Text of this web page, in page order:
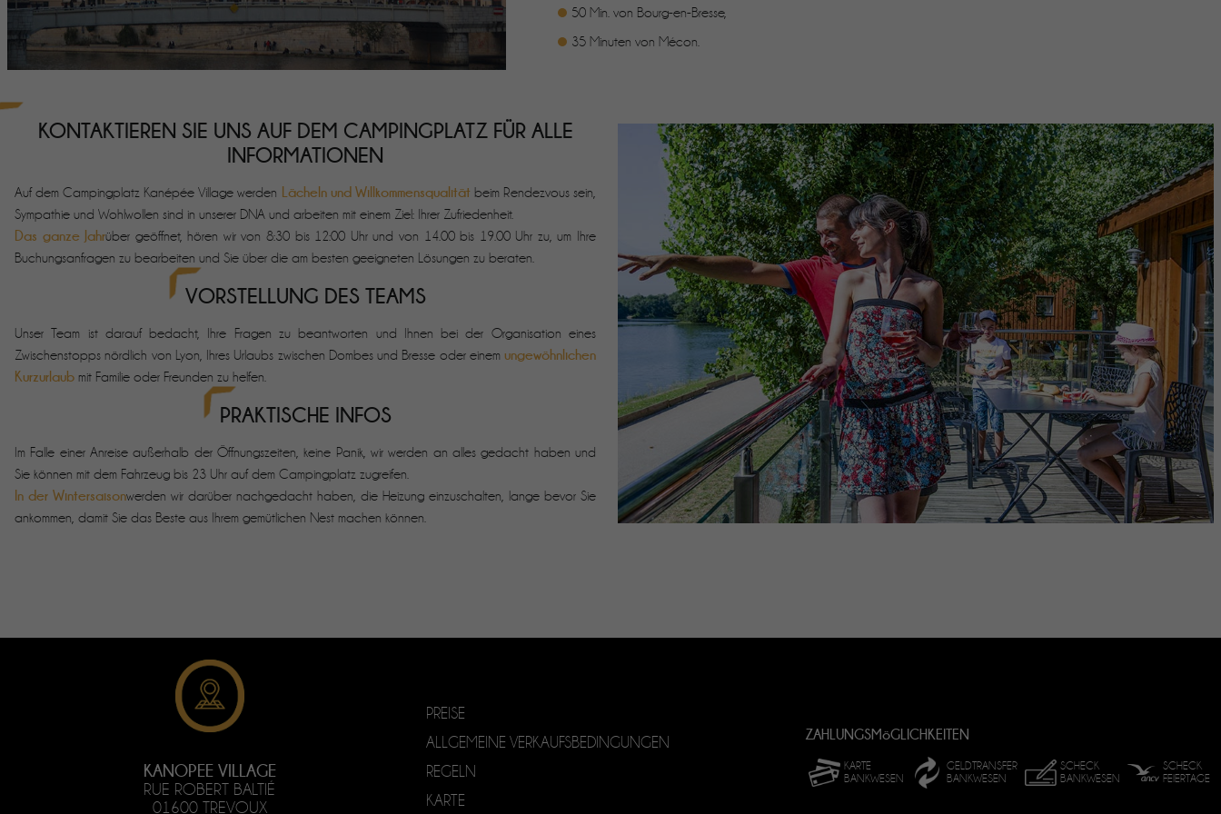
50 Min. von Bourg-en-Bresse,
35 Minuten von Mécon.
KONTAKTIEREN SIE UNS AUF DEM CAMPINGPLATZ FÜR ALLE
INFORMATIONEN
Auf dem Campingplatz Kanépée Village werden Lächeln und Willkommensqualitätbeim Rendezvous sein,
Sympathie und Wohlwollen sind in unserer DNA und arbeiten mit einem Ziel: Ihrer Zufriedenheit.
Das ganze Jahrüber geöffnet, hören wir von 8:30 bis 12:00 Uhr und von 14.00 bis 19.00 Uhr zu, um Ihre
Buchungsanfragen zu bearbeiten und Sie über die am besten geeigneten Lösungen zu beraten.
VORSTELLUNG DES TEAMS
Unser Team ist darauf bedacht, Ihre Fragen zu beantworten und Ihnen bei der Organisation eines
Zwischenstopps nördlich von Lyon, Ihres Urlaubs zwischen Dombes und Bresse oder einem ungewöhnlichen
Kurzurlaub mit Familie oder Freunden zu helfen.
PRAKTISCHE INFOS
Im Falle einer Anreise außerhalb der Öffnungszeiten, keine Panik, wir werden an alles gedacht haben und
Sie können mit dem Fahrzeug bis 23 Uhr auf dem Campingplatz zugreifen.
In der Wintersaisonwerden wir darüber nachgedacht haben, die Heizung einzuschalten, lange bevor Sie
ankommen, damit Sie das Beste aus Ihrem gemütlichen Nest machen können.
KANOPEE VILLAGE
RUE ROBERT BALTIÉ
01600 TREVOUX
PREISE
ALLGEMEINE VERKAUFSBEDINGUNGEN
REGELN
KARTE
ZAHLUNGSMöGLICHKEITEN
KARTE
BANKWESEN
GELDTRANSFER
BANKWESEN
SCHECK
BANKWESEN
SCHECK
FEIERTAGE